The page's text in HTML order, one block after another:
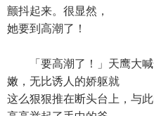
颤抖起来。很显然，
她要到高潮了！
「要高潮了！」天鹰大喊
嫩，无比诱人的娇躯就
这么狠狠推在断头台上，与